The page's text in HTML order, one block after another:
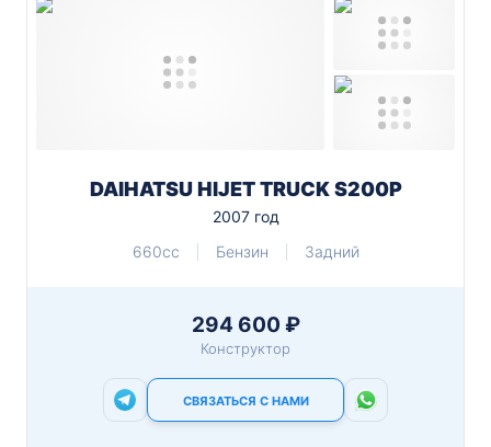
DAIHATSU HIJET TRUCK S200P
2007 год
660cc
Бензин Задний
294 600 ₽
Конструктор
СВЯЗАТЬСЯ С НАМИ